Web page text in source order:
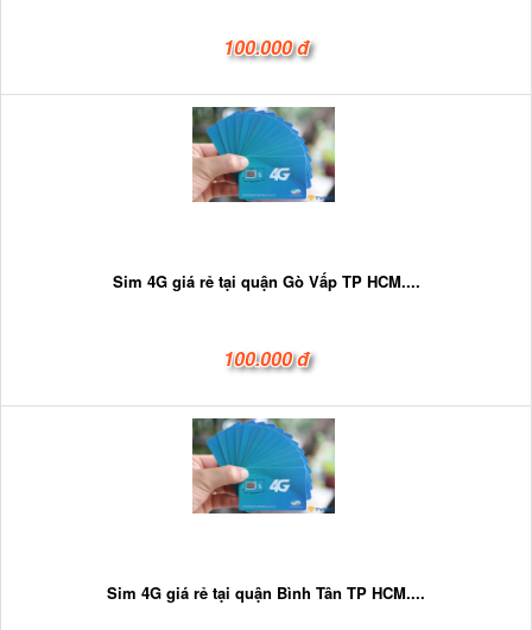
100.000 đ
Sim 4G giá rẻ tại quận Gò Vấp TP HCM....
100.000 đ
Sim 4G giá rẻ tại quận Bình Tân TP HCM....